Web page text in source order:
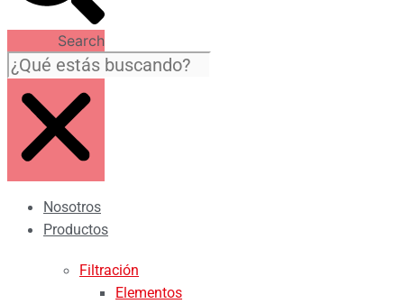
Search
Nosotros
Productos
Filtración
Elementos